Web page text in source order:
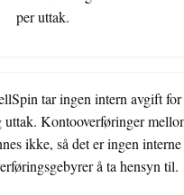
per uttak.
tar ingen intern avgift
uttak. Kontooverføringer
ikke, så det er ingen interne
å ta hensyn til.